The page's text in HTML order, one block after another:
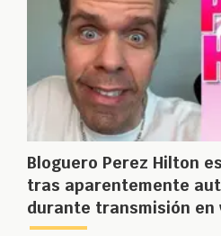
Bloguero Perez Hilton
tras aparentemente
durante transmisión en